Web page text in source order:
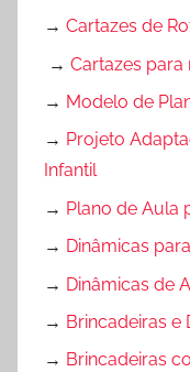
→ Cartazes de
→ Cartazes para
→ Modelo de
→ Projeto
Infantil
→ Plano de Aula
→ Dinâmicas
→ Dinâmicas de
→ Brincadeiras e
→ Brincadeiras